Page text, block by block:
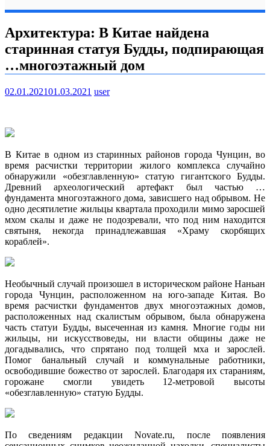
Архитектура: В Китае найдена
старинная статуя Будды, подпирающая
…многоэтажный дом
02.01.202101.03.2021 user
В Китае в одном из старинных районов города Чунцин, во
время расчистки территории жилого комплекса случайно
обнаружили «обезглавленную» статую гигантского Будды.
Древний археологический артефакт был частью …
фундамента многоэтажного дома, зависшего над обрывом. Не
одно десятилетие жильцы квартала проходили мимо заросшей
мхом скалы и даже не подозревали, что под ним находится
святыня, некогда принадлежавшая «Храму скорбящих
кораблей».
Необычный случай произошел в историческом районе Наньан
города Чунцин, расположенном на юго-западе Китая. Во
время расчистки фундаментов двух многоэтажных домов,
расположенных над скалистым обрывом, была обнаружена
часть статуи Будды, высеченная из камня. Многие годы ни
жильцы, ни искусствоведы, ни власти общины даже не
догадывались, что спрятано под толщей мха и зарослей.
Помог банальный случай и коммунальные работники,
освободившие божество от зарослей. Благодаря их стараниям,
горожане смогли увидеть 12-метровой высоты
«обезглавленную» статую Будды.
По сведениям редакции Novate.ru, после появления